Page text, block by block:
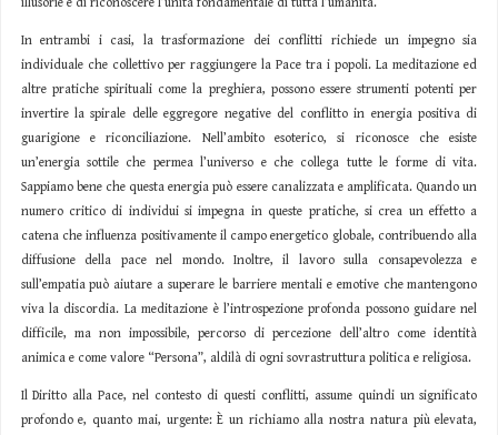
illusorie e di riconoscere l’unità fondamentale di tutta l’umanità.
In entrambi i casi, la trasformazione dei conflitti richiede un impegno sia
individuale che collettivo per raggiungere la Pace tra i popoli. La meditazione ed
altre pratiche spirituali come la preghiera, possono essere strumenti potenti per
invertire la spirale delle eggregore negative del conflitto in energia positiva di
guarigione e riconciliazione. Nell’ambito esoterico, si riconosce che esiste
un’energia sottile che permea l’universo e che collega tutte le forme di vita.
Sappiamo bene che questa energia può essere canalizzata e amplificata. Quando un
numero critico di individui si impegna in queste pratiche, si crea un effetto a
catena che influenza positivamente il campo energetico globale, contribuendo alla
diffusione della pace nel mondo. Inoltre, il lavoro sulla consapevolezza e
sull’empatia può aiutare a superare le barriere mentali e emotive che mantengono
viva la discordia. La meditazione è l’introspezione profonda possono guidare nel
difficile, ma non impossibile, percorso di percezione dell’altro come identità
animica e come valore “Persona”, aldilà di ogni sovrastruttura politica e religiosa.
Il Diritto alla Pace, nel contesto di questi conflitti, assume quindi un significato
profondo e, quanto mai, urgente: È un richiamo alla nostra natura più elevata,